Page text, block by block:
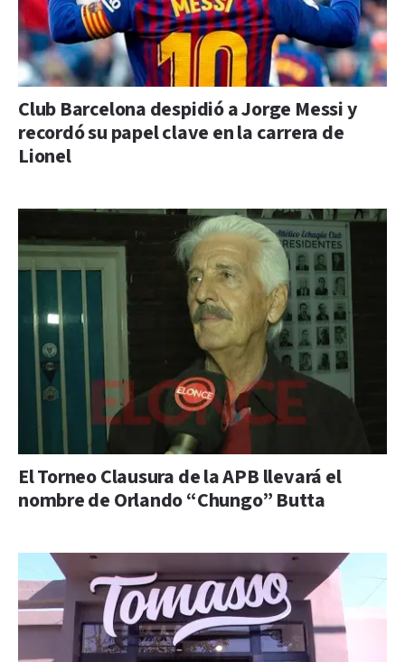
Club Barcelona despidió a Jorge Messi y
recordó su papel clave en la carrera de
Lionel
El Torneo Clausura de la APB llevará el
nombre de Orlando “Chungo” Butta